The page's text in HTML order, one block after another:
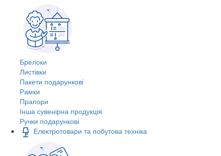
Брелоки
Листівки
Пакети подарункові
Рамки
Прапори
Інша сувенірна продукція
Ручки подарункові
Електротовари та побутова техніка